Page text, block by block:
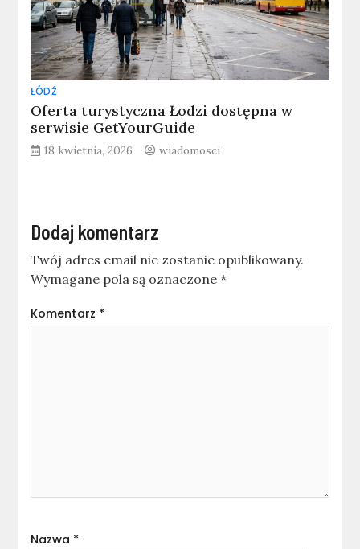
ŁÓDŹ
Oferta turystyczna Łodzi dostępna w
serwisie GetYourGuide
18 kwietnia, 2026 wiadomosci
Dodaj komentarz
Twój adres email nie zostanie opublikowany.
Wymagane pola są oznaczone*
Komentarz *
Nazwa *